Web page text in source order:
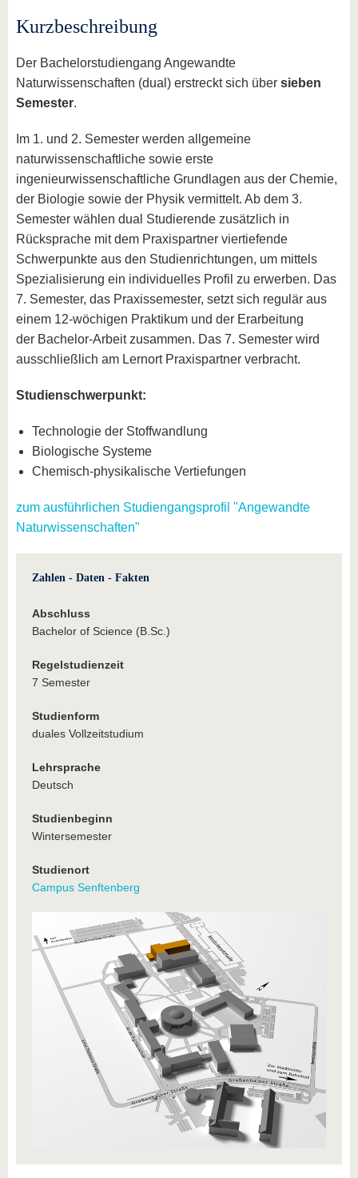
Kurzbeschreibung
Der Bachelorstudiengang Angewandte
Naturwissenschaften (dual) erstreckt sich über sieben
Semester.
Im 1. und 2. Semester werden allgemeine
naturwissenschaftliche sowie erste
ingenieurwissenschaftliche Grundlagen aus der Chemie,
der Biologie sowie der Physik vermittelt. Ab dem 3.
Semester wählen dual Studierende zusätzlich in
Rücksprache mit dem Praxispartner viertiefende
Schwerpunkte aus den Studienrichtungen, um mittels
Spezialisierung ein individuelles Profil zu erwerben. Das
7. Semester, das Praxissemester, setzt sich regulär aus
einem 12-wöchigen Praktikum und der Erarbeitung
der Bachelor-Arbeit zusammen. Das 7. Semester wird
ausschließlich am Lernort Praxispartner verbracht.
Studienschwerpunkt:
Technologie der Stoffwandlung
Biologische Systeme
Chemisch-physikalische Vertiefungen
zum ausführlichen Studiengangsprofil "Angewandte
Naturwissenschaften"
Zahlen - Daten - Fakten
Abschluss
Bachelor of Science (B.Sc.)
Regelstudienzeit
7 Semester
Studienform
duales Vollzeitstudium
Lehrsprache
Deutsch
Studienbeginn
Wintersemester
Studienort
Campus Senftenberg